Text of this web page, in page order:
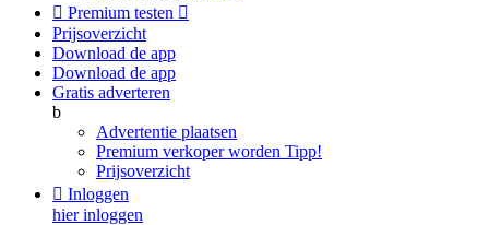
 Premium testen 
Prijsoverzicht
Download de app
Download de app
Gratis adverteren
b
Advertentie plaatsen
Premium verkoper worden Tipp!
Prijsoverzicht
 Inloggen
hier inloggen